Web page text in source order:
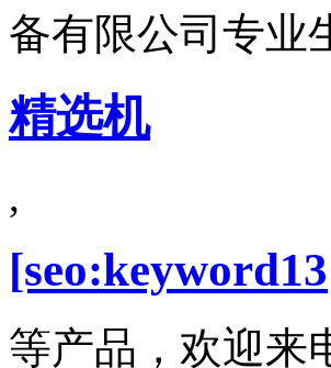
备有限公司专业
精选机
,
[seo:keyword13
等产品，欢迎来